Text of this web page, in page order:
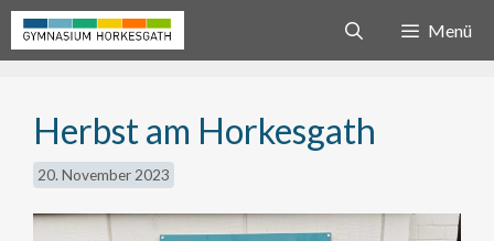
Zum
Inhalt
Menü
Herbst am Horkesgath
20. November 2023